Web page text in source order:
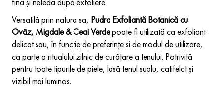
fină și netedă după exfoliere.
Versatilă prin natura sa, Pudra Exfoliantă Botanică cu
Ovăz, Migdale & Ceai Verdepoate fi utilizată ca exfoliant
delicat sau, în funcție de preferințe și de modul de utilizare,
ca parte a ritualului zilnic de curățare a tenului. Potrivită
pentru toate tipurile de piele, lasă tenul suplu, catifelat și
vizibil mai luminos.